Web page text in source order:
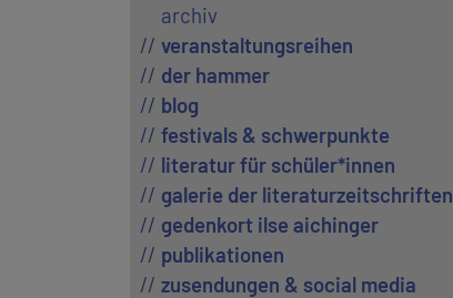
archiv
veranstaltungsreihen
der hammer
blog
festivals & schwerpunkte
literatur für schüler*innen
galerie der literaturzeitschriften
gedenkort ilse aichinger
publikationen
zusendungen & social media